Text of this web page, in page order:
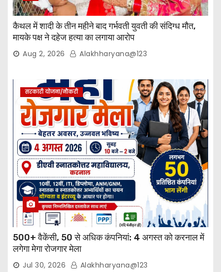
कैथल में शादी के तीन महीने बाद गर्भवती युवती की संदिग्ध मौत,
मायके पक्ष ने दहेज हत्या का लगाया आरोप
Aug 2, 2026 Alakhharyana@123
सरकारी योजना/नौकरी
500+ वैकेंसी, 50 से अधिक कंपनियां: 4 अगस्त को करनाल में
लगेगा मेगा रोजगार मेला
Jul 30, 2026 Alakhharyana@123